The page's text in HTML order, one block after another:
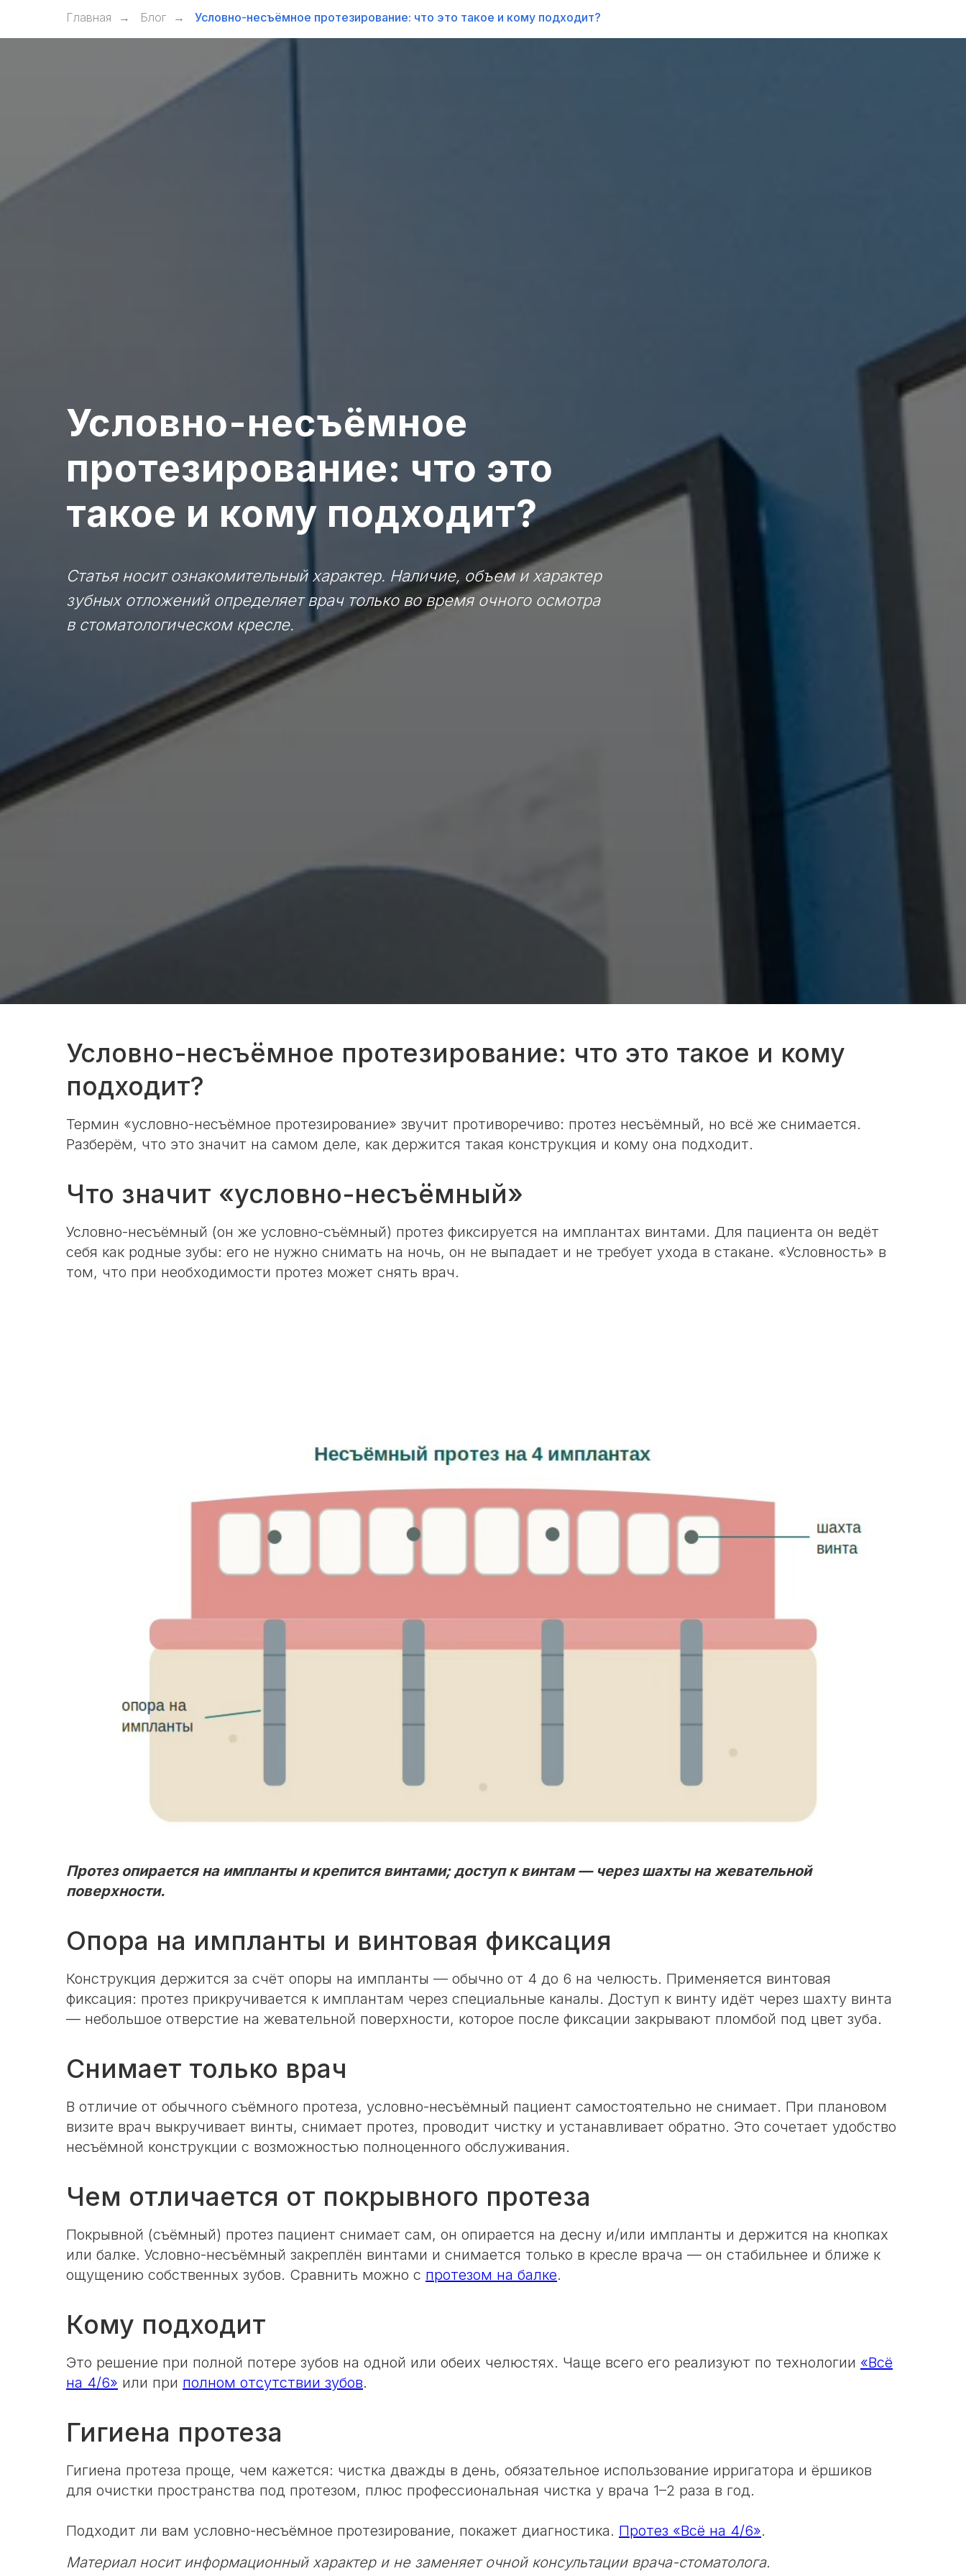
Главная → Блог → Условно-несъёмное протезирование: что это такое и кому подходит?
Условно-несъёмное
протезирование: что это
такое и кому подходит?
Статья носит ознакомительный характер. Наличие, объем и характер
зубных отложений определяет врач только во время очного осмотра
в стоматологическом кресле.
Условно-несъёмное протезирование: что это такое и кому
подходит?
Термин «условно-несъёмное протезирование» звучит противоречиво: протез несъёмный, но всё же снимается.
Разберём, что это значит на самом деле, как держится такая конструкция и кому она подходит.
Что значит «условно-несъёмный»
Условно-несъёмный (он же условно-съёмный) протез фиксируется на имплантах винтами. Для пациента он ведёт
себя как родные зубы: его не нужно снимать на ночь, он не выпадает и не требует ухода в стакане. «Условность» в
том, что при необходимости протез может снять врач.
Протез опирается на импланты и крепится винтами; доступ к винтам — через шахты на жевательной
поверхности.
Опора на импланты и винтовая фиксация
Конструкция держится за счёт опоры на импланты — обычно от 4 до 6 на челюсть. Применяется винтовая
фиксация: протез прикручивается к имплантам через специальные каналы. Доступ к винту идёт через шахту винта
— небольшое отверстие на жевательной поверхности, которое после фиксации закрывают пломбой под цвет зуба.
Снимает только врач
В отличие от обычного съёмного протеза, условно-несъёмный пациент самостоятельно не снимает. При плановом
визите врач выкручивает винты, снимает протез, проводит чистку и устанавливает обратно. Это сочетает удобство
несъёмной конструкции с возможностью полноценного обслуживания.
Чем отличается от покрывного протеза
Покрывной (съёмный) протез пациент снимает сам, он опирается на десну и/или импланты и держится на кнопках
или балке. Условно-несъёмный закреплён винтами и снимается только в кресле врача — он стабильнее и ближе к
ощущению собственных зубов. Сравнить можно с протезом на балке.
Кому подходит
Это решение при полной потере зубов на одной или обеих челюстях. Чаще всего его реализуют по технологии «Всё
на 4/6» или при полном отсутствии зубов.
Гигиена протеза
Гигиена протеза проще, чем кажется: чистка дважды в день, обязательное использование ирригатора и ёршиков
для очистки пространства под протезом, плюс профессиональная чистка у врача 1–2 раза в год.
Подходит ли вам условно-несъёмное протезирование, покажет диагностика. Протез «Всё на 4/6».
Материал носит информационный характер и не заменяет очной консультации врача-стоматолога.